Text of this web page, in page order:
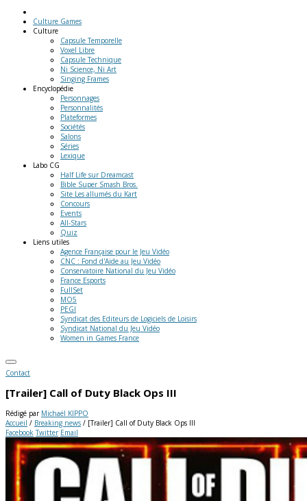
Culture Games
Culture
Capsule Temporelle
Voxel Libre
Capsule Technique
Ni Science, Ni Art
Singing Frames
Encyclopédie
Personnages
Personnalités
Plateformes
Sociétés
Salons
Séries
Lexique
Labo CG
Half Life sur Dreamcast
Bible Super Smash Bros.
Site Les allumés du Kart
Concours
Events
All-Stars
Quiz
Liens utiles
Agence Française pour le Jeu Vidéo
CNC : Fond d'Aide au Jeu Vidéo
Conservatoire National du Jeu Vidéo
France Esports
FullSet
MO5
PEGI
Syndicat des Editeurs de Logiciels de Loisirs
Syndicat National du Jeu Vidéo
Women in Games France
Contact
[Trailer] Call of Duty Black Ops III
Rédigé par Michaël KIPPO
Accueil / Breaking news / [Trailer] Call of Duty Black Ops III
Facebook Twitter Email